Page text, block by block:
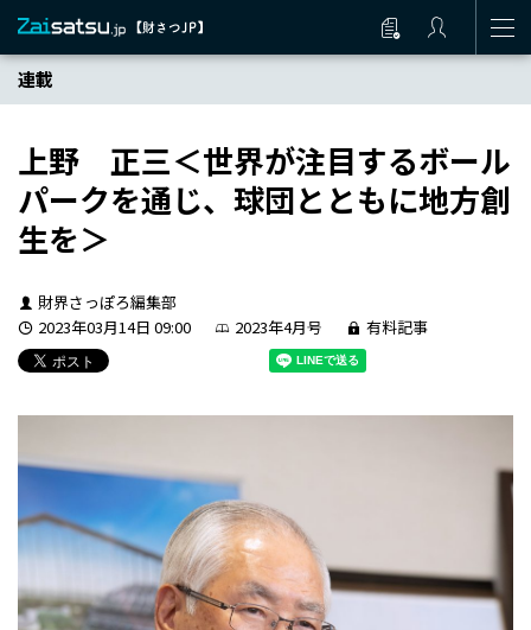
連載
上野 正三＜世界が注目するボール
パークを通じ、球団とともに地方創
生を＞
財界さっぽろ編集部
2023年03月14日 09:00
2023年4月号 有料記事